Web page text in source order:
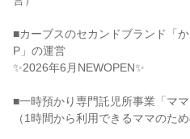
■カーブスのセカンドブランド「
P」の運営
✨2026年6月NEWOPEN✨
■一時預かり専門託児所事業「マ
（1時間から利用できるママのため